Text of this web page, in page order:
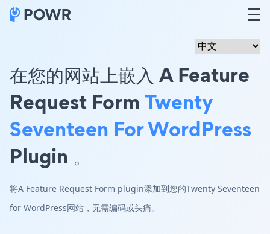
在您的网站上嵌入 A Feature
Request Form Twenty
Seventeen For WordPress
Plugin 。
将A Feature Request Form plugin添加到您的Twenty Seventeen
for WordPress网站，无需编码或头痛。